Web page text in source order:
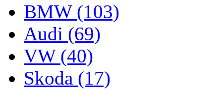
BMW (103)
Audi (69)
VW (40)
Skoda (17)